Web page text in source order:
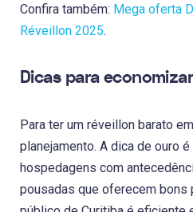
Confira também: Mega oferta
Réveillon 2025.
Dicas para economizar
Para ter um réveillon barato
planejamento. A dica de ouro
hospedagens com
pousadas que oferecem bons